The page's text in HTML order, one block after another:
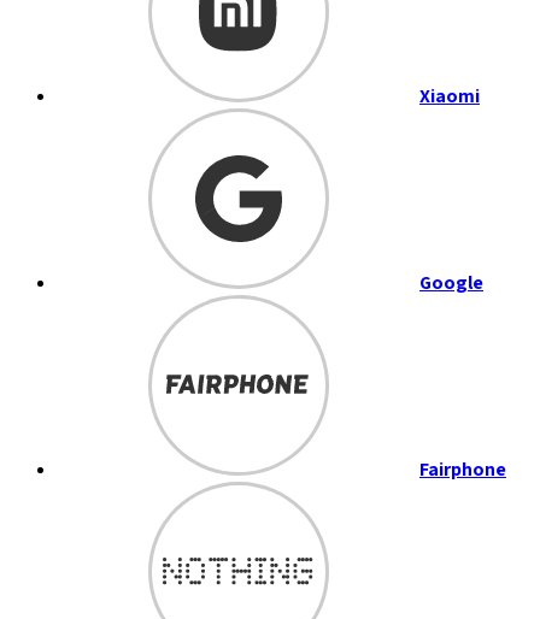
Xiaomi
Google
Fairphone